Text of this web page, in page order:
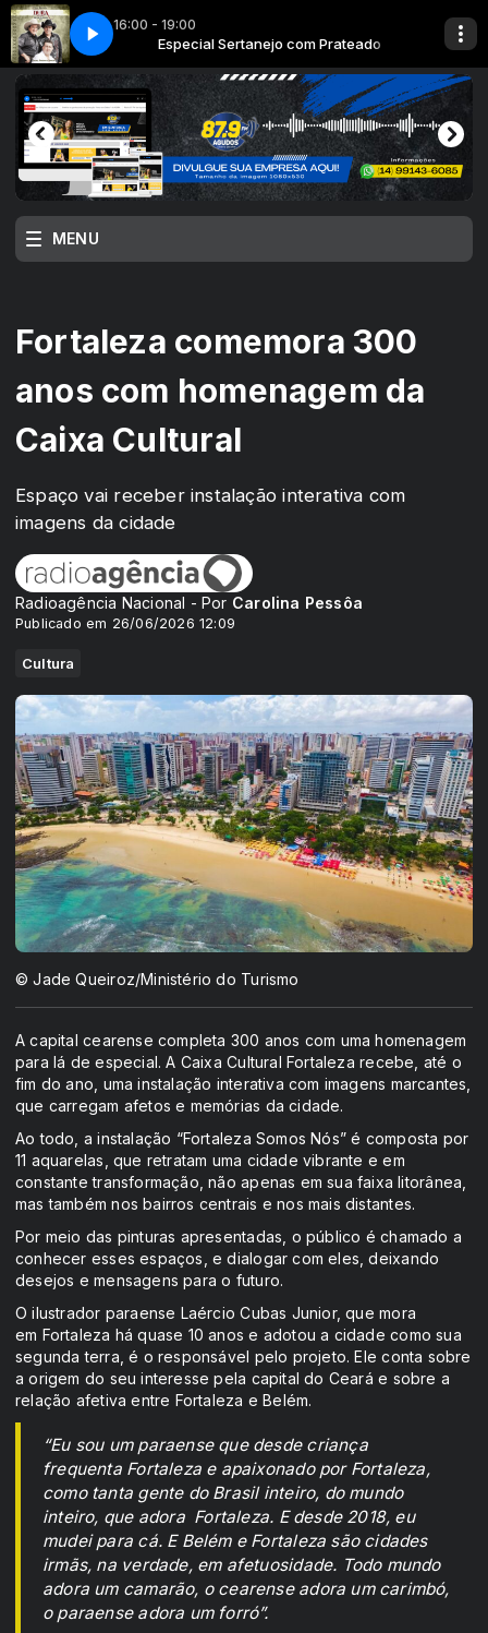
16:00 - 19:00
Especial Sertanejo com Prateado
Dura Ultimo Adeus - Trio Parada Dura
MENU
Fortaleza comemora 300
anos com homenagem da
Caixa Cultural
Espaço vai receber instalação interativa com
imagens da cidade
Radioagência Nacional - Por Carolina Pessôa
Publicado em 26/06/2026 12:09
Cultura
© Jade Queiroz/Ministério do Turismo
A capital cearense completa 300 anos com uma homenagem
para lá de especial. A Caixa Cultural Fortaleza recebe, até o
fim do ano, uma instalação interativa com imagens marcantes,
que carregam afetos e memórias da cidade.
Ao todo, a instalação “Fortaleza Somos Nós” é composta por
11 aquarelas, que retratam uma cidade vibrante e em
constante transformação, não apenas em sua faixa litorânea,
mas também nos bairros centrais e nos mais distantes.
Por meio das pinturas apresentadas, o público é chamado a
conhecer esses espaços, e dialogar com eles, deixando
desejos e mensagens para o futuro.
O ilustrador paraense Laércio Cubas Junior, que mora
em Fortaleza há quase 10 anos e adotou a cidade como sua
segunda terra, é o responsável pelo projeto. Ele conta sobre
a origem do seu interesse pela capital do Ceará e sobre a
relação afetiva entre Fortaleza e Belém.
“Eu sou um paraense que desde criança
frequenta Fortaleza e apaixonado por Fortaleza,
como tanta gente do Brasil inteiro, do mundo
inteiro, que adora Fortaleza. E desde 2018, eu
mudei para cá. E Belém e Fortaleza são cidades
irmãs, na verdade, em afetuosidade. Todo mundo
adora um camarão, o cearense adora um carimbó,
o paraense adora um forró”.